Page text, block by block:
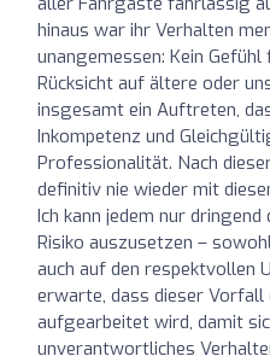
hinaus war ihr Verhalten
unangemessen: Kein
Rücksicht auf ältere oder
insgesamt ein Auftreten,
Inkompetenz und
Professionalität. Nach
definitiv nie wieder mit
Ich kann jedem nur
Risiko auszusetzen –
auch auf den respektvollen
erwarte, dass dieser
aufgearbeitet wird, damit
unverantwortliches